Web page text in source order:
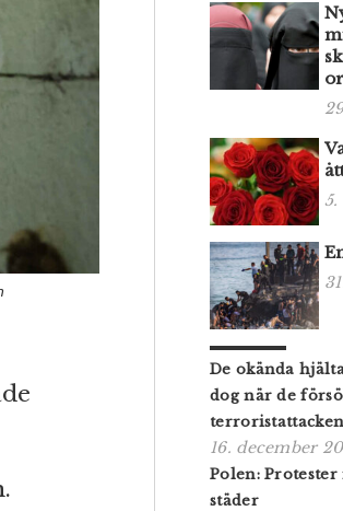
5.
De okända
dog när de
terroristattacken
16. december
Polen:
städer